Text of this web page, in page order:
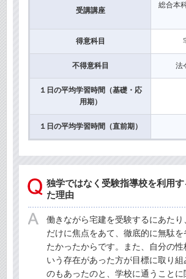
受講講座
総合本
得意科目
不得意科目 法
１日の平均学習時間（基礎・応
用期）
１日の平均学習時間（直前期）
独学ではなく受験指導校を利用
た理由
働きながら宅建を受験するにあたり
だけに焦点をあて、徹底的に無駄を
たかったからです。また、自分の性
いう存在があった方が目標に取り組
のもあったのと、学校に通うこと